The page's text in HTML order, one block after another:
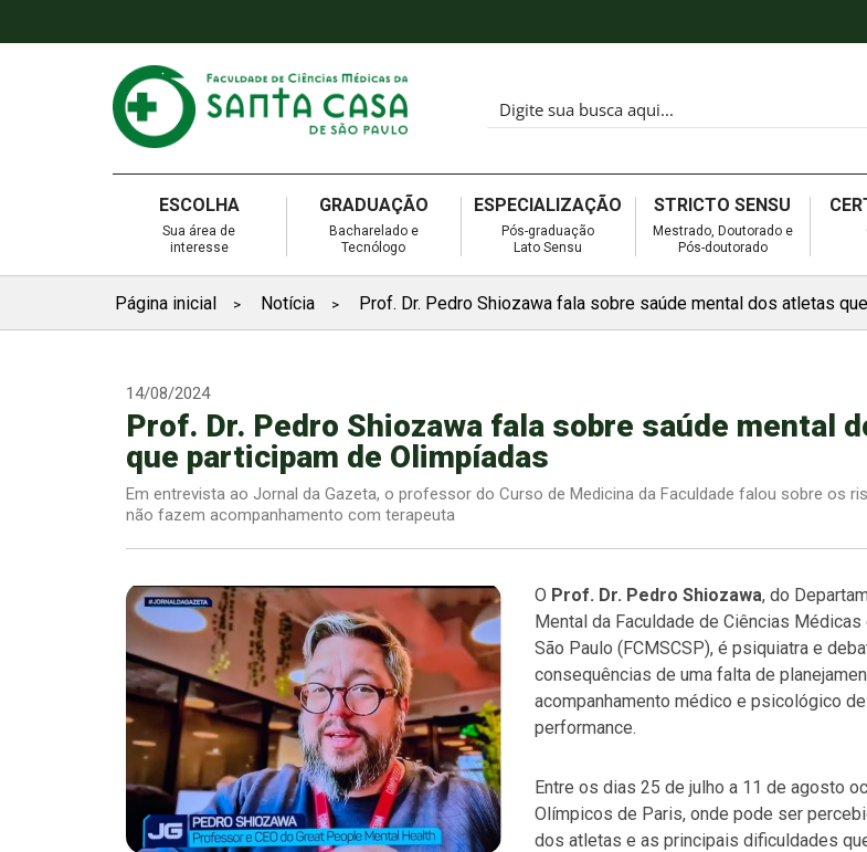
ESCOLHA
Sua área de
interesse
GRADUAÇÃO
Bacharelado e
Tecnólogo
ESPECIALIZAÇÃO
Pós-graduação
Lato Sensu
STRICTO SENSU
Mestrado, Doutorado e
Pós-doutorado
Página inicial > Notícia > Prof. Dr. Pedro Shiozawa fala sobre saúde mental dos atletas
14/08/2024
Prof. Dr. Pedro Shiozawa fala sobre saúde mental
que participam de Olimpíadas
Em entrevista ao Jornal da Gazeta, o professor do Curso de Medicina da Faculdade falou sobre os
não fazem acompanhamento com terapeuta
O Prof. Dr. Pedro Shiozawa, do
Mental da Faculdade de Ciências Médicas
São Paulo (FCMSCSP), é psiquiatra e
consequências de uma falta de
acompanhamento médico e psicológico
performance.
Entre os dias 25 de julho a 11 de agosto
Olímpicos de Paris, onde pode ser
dos atletas e as principais dificuldades